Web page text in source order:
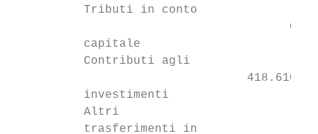
          Tributi in conto
          capitale
          Contributi agli
          investimenti
          Altri
          trasferimenti in